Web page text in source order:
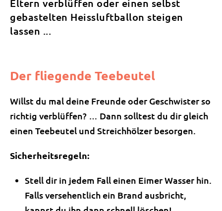
Eltern verblüffen oder einen selbst
gebastelten Heissluftballon steigen
lassen ...
Der fliegende Teebeutel
Willst du mal deine Freunde oder Geschwister so
richtig verblüffen? … Dann solltest du dir gleich
einen Teebeutel und Streichhölzer besorgen.
Sicherheitsregeln:
Stell dir in jedem Fall einen Eimer Wasser hin.
Falls versehentlich ein Brand ausbricht,